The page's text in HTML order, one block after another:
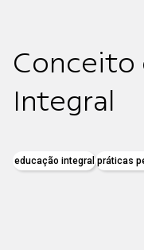
Conceito
Integral
educação integral práticas